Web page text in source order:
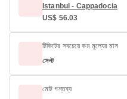
Istanbul - Cappadocia
US$ 56.03
টিকিটের সবচেয়ে কম মূল্যের মাস
সেপ্ট
মোট গন্তব্য